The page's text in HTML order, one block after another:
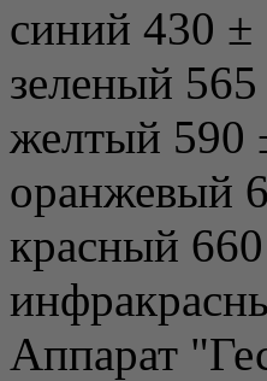
синий 430 ±
зеленый
желтый 590
оранжевый
красный
Аппарат